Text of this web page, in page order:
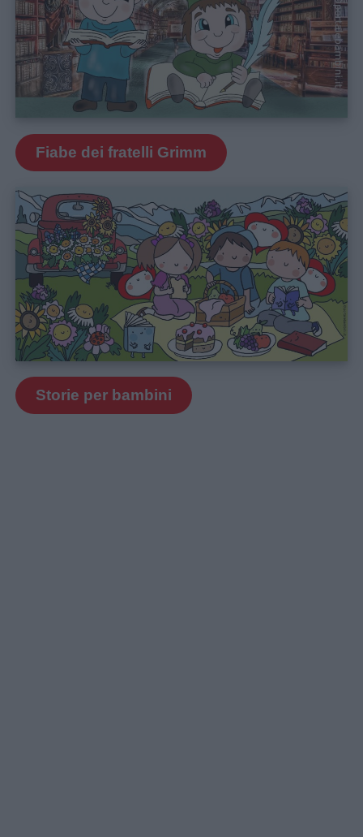
Fiabe dei fratelli Grimm
Storie per bambini